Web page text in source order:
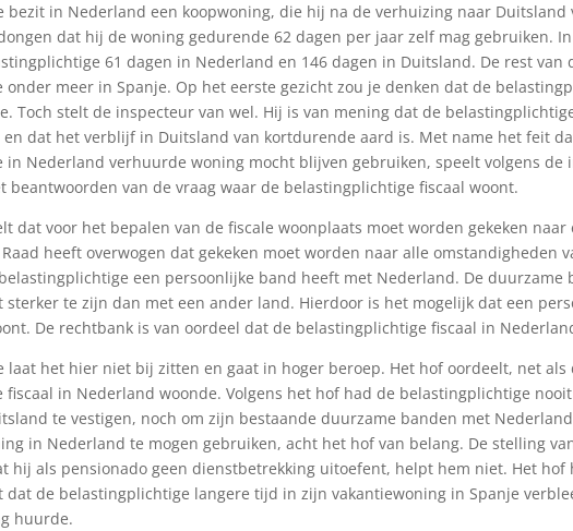
bezit in Nederland een koopwoning, die hij na de verhuizing naar Duitsland
dat hij de woning gedurende 62 dagen per jaar zelf mag gebruiken.
61 dagen in Nederland en 146 dagen in Duitsland. De rest van
meer in Spanje. Op het eerste gezicht zou je denken dat de
Toch stelt de inspecteur van wel. Hij is van mening dat de
dat het verblijf in Duitsland van kortdurende aard is. Met name het feit
in Nederland verhuurde woning mocht blijven gebruiken, speelt volgens de
beantwoorden van de vraag waar de belastingplichtige fiscaal woont.
dat voor het bepalen van de fiscale woonplaats moet worden gekeken naar
Raad heeft overwogen dat gekeken moet worden naar alle omstandigheden
een persoonlijke band heeft met Nederland. De duurzame
te zijn dan met een ander land. Hierdoor is het mogelijk dat een
De rechtbank is van oordeel dat de belastingplichtige fiscaal in
laat het hier niet bij zitten en gaat in hoger beroep. Het hof oordeelt, net als
in Nederland woonde. Volgens het hof had de belastingplichtige
te vestigen, noch om zijn bestaande duurzame banden met
in Nederland te mogen gebruiken, acht het hof van belang. De stelling
hij als pensionado geen dienstbetrekking uitoefent, helpt hem niet. Het hof
dat de belastingplichtige langere tijd in zijn vakantiewoning in Spanje
huurde.